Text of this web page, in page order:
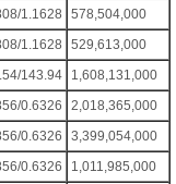
1.1628
578,504,000
1.1628
529,613,000
143.94
1,608,131,000
0.6326
2,018,365,000
0.6326
3,399,054,000
0.6326
1,011,985,000